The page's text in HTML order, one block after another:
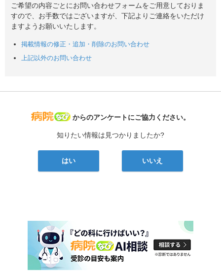
ご希望の内容ごとにお問い合わせフォームをご用意しておりま
すので、お手数ではございますが、下記よりご連絡をいただけ
ますようお願いいたします。
掲載情報の修正・追加・削除のお問い合わせ
上記以外のお問い合わせ
病院なび
からのアンケートにご協力ください。
知りたい情報は見つかりましたか?
はい いいえ